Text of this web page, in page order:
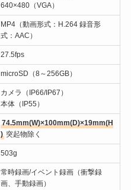
640×480（VGA）
MP4（動画形式：H.264 録音形
式：AAC）
27.5fps
microSD（8～256GB）
カメラ（IP66/IP67）
本体（IP55）
74.5mm(W)×100mm(D)×19mm(H
) 突起物除く
503g
常時録画/イベント録画（衝撃録
画、手動録画）